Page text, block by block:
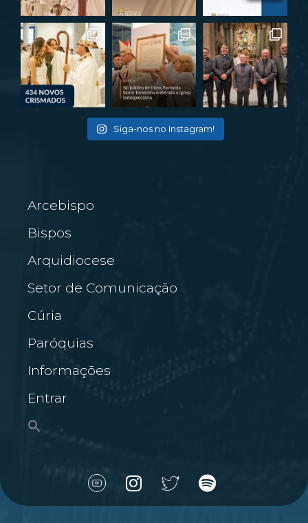
Siga-nos no Instagram!
Arcebispo
Bispos
Arquidiocese
Setor de Comunicação
Cúria
Paróquias
Informações
Entrar